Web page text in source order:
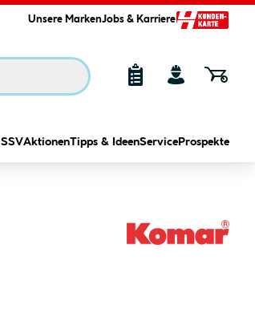
Unsere MarkenJobs & Karriere
SSVAktionenTipps & IdeenService Prospekte